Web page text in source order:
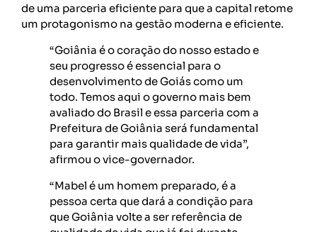
de uma parceria eficiente para que a capital retome
um protagonismo na gestão moderna e eficiente.
“Goiânia é o coração do nosso estado e
seu progresso é essencial para o
desenvolvimento de Goiás como um
todo. Temos aqui o governo mais bem
avaliado do Brasil e essa parceria com a
Prefeitura de Goiânia será fundamental
para garantir mais qualidade de vida”,
afirmou o vice-governador.
“Mabel é um homem preparado, é a
pessoa certa que dará a condição para
que Goiânia volte a ser referência de